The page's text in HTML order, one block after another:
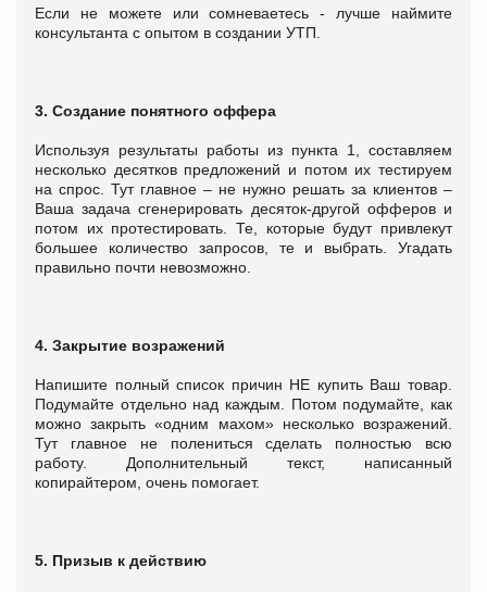
Если не можете или сомневаетесь - лучше наймите
консультанта с опытом в создании УТП.
3. Создание понятного оффера
Используя результаты работы из пункта 1, составляем
несколько десятков предложений и потом их тестируем
на спрос. Тут главное – не нужно решать за клиентов –
Ваша задача сгенерировать десяток-другой офферов и
потом их протестировать. Те, которые будут привлекут
большее количество запросов, те и выбрать. Угадать
правильно почти невозможно.
4. Закрытие возражений
Напишите полный список причин НЕ купить Ваш товар.
Подумайте отдельно над каждым. Потом подумайте, как
можно закрыть «одним махом» несколько возражений.
Тут главное не полениться сделать полностью всю
работу. Дополнительный текст, написанный
копирайтером, очень помогает.
5. Призыв к действию